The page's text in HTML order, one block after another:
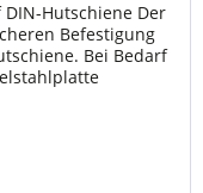
DIN-Hutschiene Der
Befestigung
Bei Bedarf